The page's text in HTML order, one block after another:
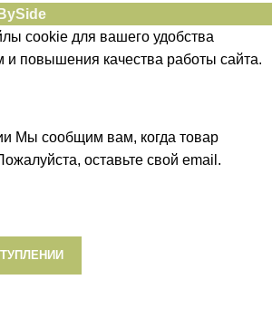
cookie для вашего удобства
и повышения качества работы сайта.
Мы сообщим вам, когда товар
оставьте свой email.